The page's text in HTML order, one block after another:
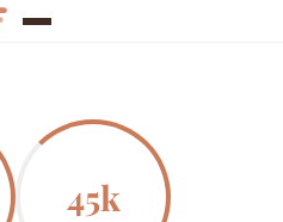
45k